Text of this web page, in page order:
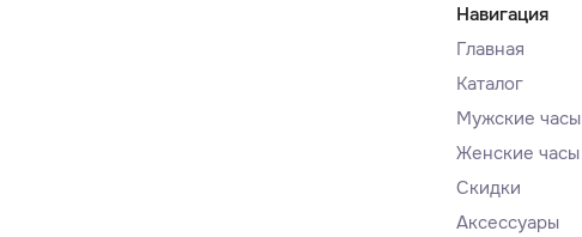
Навигация
Главная
Каталог
Мужские часы
Женские часы
Скидки
Аксессуары